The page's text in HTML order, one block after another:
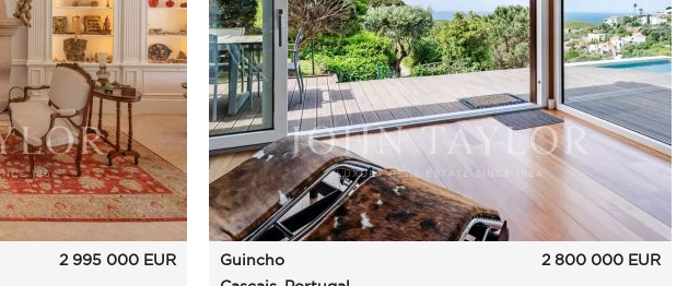
2 995 000 EUR
Guincho
2 800 000 EUR